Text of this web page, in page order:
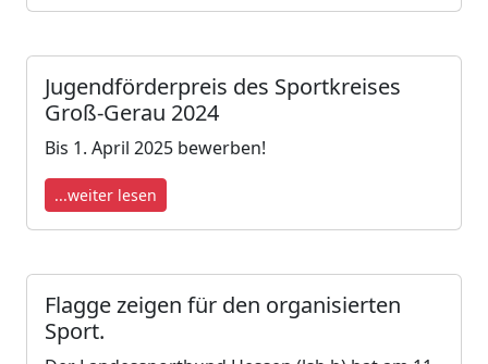
Jugendförderpreis des Sportkreises
Groß-Gerau 2024
Bis 1. April 2025 bewerben!
...weiter lesen
Flagge zeigen für den organisierten
Sport.